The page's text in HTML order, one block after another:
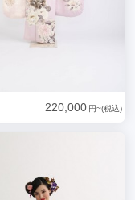
220,000 円~(税込)